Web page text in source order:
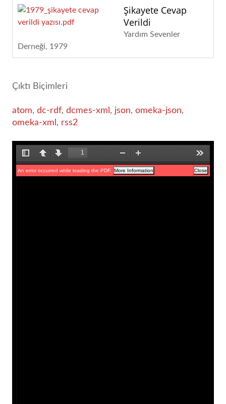
Şikayete Cevap
Verildi
Yardım Sevenler
Derneği
1979
Çıktı Biçimleri
atom, dc-rdf, dcmes-xml , json, omeka-json,
omeka-xml , rss2